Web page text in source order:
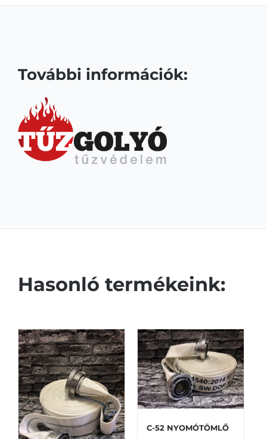
További információk:
Hasonló termékeink:
C-52 NYOMÓTÖMLŐ